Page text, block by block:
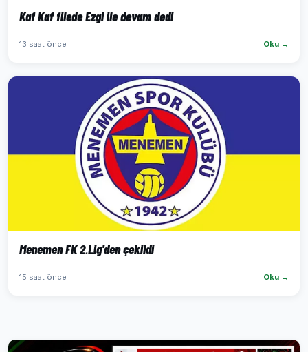
Kaf Kaf filede Ezgi ile devam dedi
13 saat önce Oku →
Menemen FK 2.Lig'den çekildi
15 saat önce Oku →